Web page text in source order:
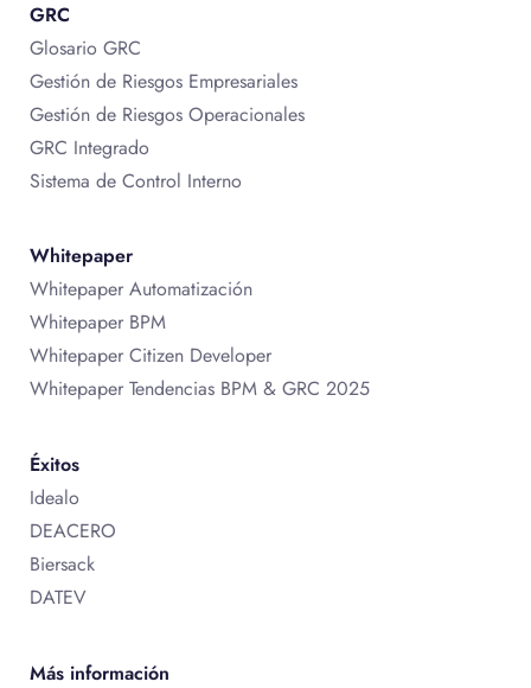
GRC
Glosario GRC
Gestión de Riesgos Empresariales
Gestión de Riesgos Operacionales
GRC Integrado
Sistema de Control Interno
Whitepaper
Whitepaper Automatización
Whitepaper BPM
Whitepaper Citizen Developer
Whitepaper Tendencias BPM & GRC 2025
Éxitos
Idealo
DEACERO
Biersack
DATEV
Más información